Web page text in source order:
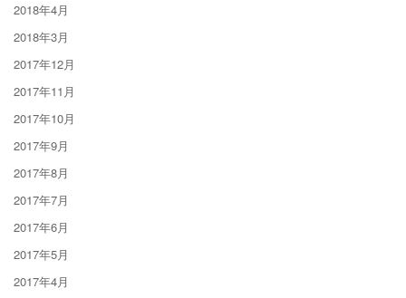
2018年4月
2018年3月
2017年12月
2017年11月
2017年10月
2017年9月
2017年8月
2017年7月
2017年6月
2017年5月
2017年4月